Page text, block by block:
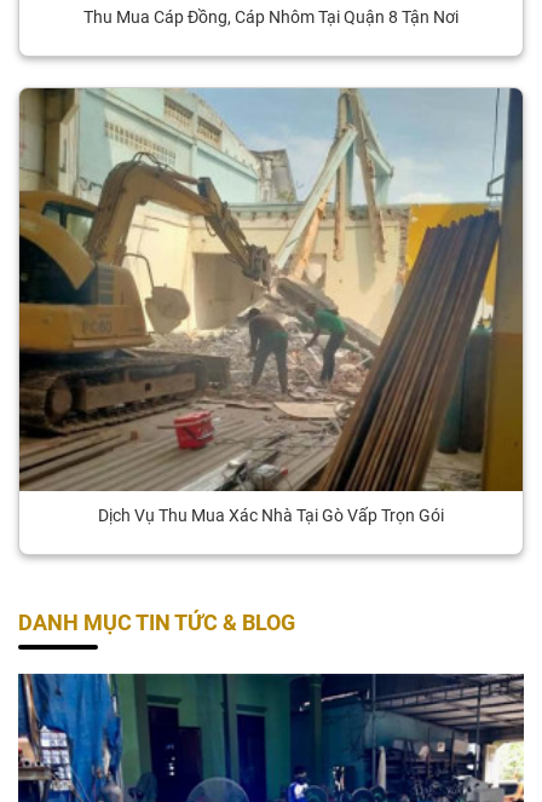
Thu Mua Cáp Đồng, Cáp Nhôm Tại Quận 8 Tận Nơi
Dịch Vụ Thu Mua Xác Nhà Tại Gò Vấp Trọn Gói
DANH MỤC TIN TỨC & BLOG